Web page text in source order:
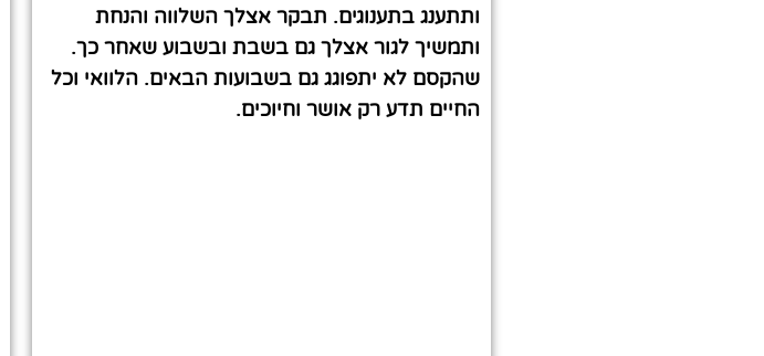
ותתענג בתענוגים. תבקר אצלך השלווה והנחת
ותמשיך לגור אצלך גם בשבת ובשבוע שאחר כך.
שהקסם לא יתפוגג גם בשבועות הבאים. הלוואי וכל
החיים תדע רק אושר וחיוכים.